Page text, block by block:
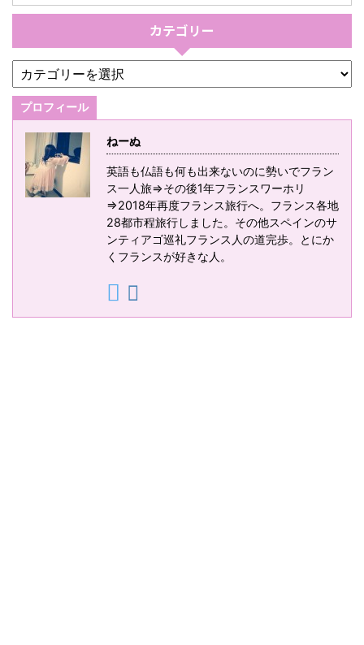
カテゴリー
プロフィール
ねーぬ
英語も仏語も何も出来ないのに勢いでフラン
ス一人旅⇒その後1年フランスワーホリ
⇒2018年再度フランス旅行へ。フランス各地
28都市程旅行しました。その他スペインのサ
ンティアゴ巡礼フランス人の道完歩。とにか
くフランスが好きな人。